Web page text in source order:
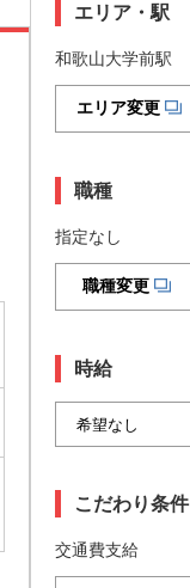
エリア・駅
和歌山大学前駅
エリア変更
職種
指定なし
職種変更
時給
こだわり条件
交通費支給